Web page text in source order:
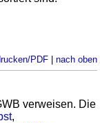
PDF| nach oben
verweisen. Die
,